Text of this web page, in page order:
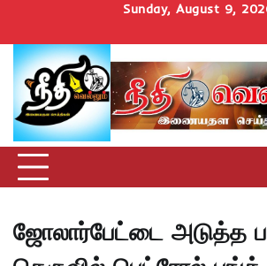
content
Sunday, August 9,
Homeசெய்திகள்
தமிழ்நாடுஅரசியல்
ஜோலார்பேட்டை அடுத்த